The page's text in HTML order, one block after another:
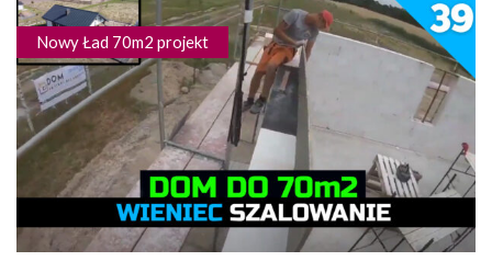
Nowy Ład 70m2 projekt